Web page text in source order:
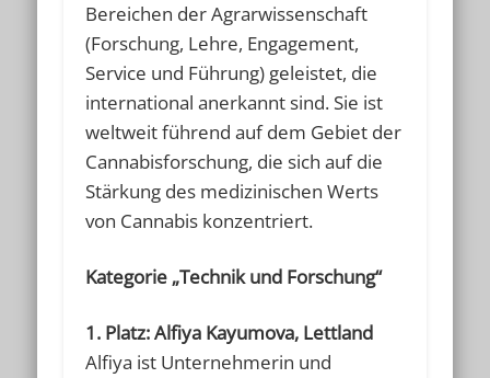
Bereichen der Agrarwissenschaft
(Forschung, Lehre, Engagement,
Service und Führung) geleistet, die
international anerkannt sind. Sie ist
weltweit führend auf dem Gebiet der
Cannabisforschung, die sich auf die
Stärkung des medizinischen Werts
von Cannabis konzentriert.
Kategorie „Technik und Forschung“
1. Platz: Alfiya Kayumova, Lettland
Alfiya ist Unternehmerin und